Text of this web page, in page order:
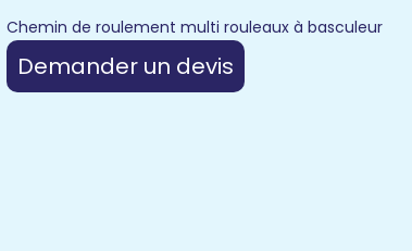
Chemin de roulement multi rouleaux à basculeur
Demander un devis